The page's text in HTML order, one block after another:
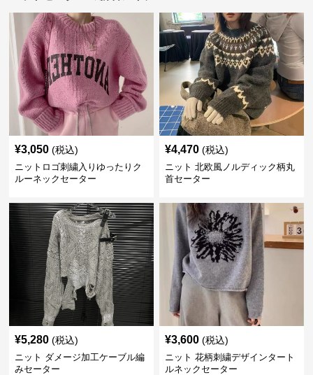
¥3,050 (税込)
ニットロゴ刺繍入りゆったりク
ルーネックセーター
¥4,470 (税込)
ニット 北欧風ノルディック柄丸
首セーター
¥5,280 (税込)
ニット ダメージ加工ケーブル編
みセーター
¥3,600 (税込)
ニット 花柄刺繍デザインタート
ルネックセーター